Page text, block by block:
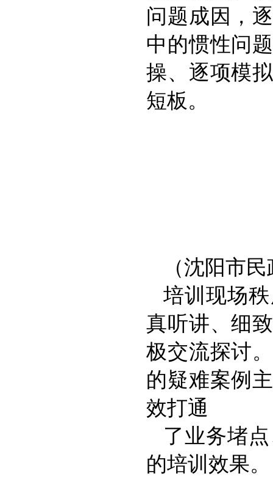
问题成因，
中的惯性问
操、逐项模
短板。
（沈阳市
培训现场
真听讲、细
极交流探讨
的疑难案例
效打通
了业务堵
的培训效果。